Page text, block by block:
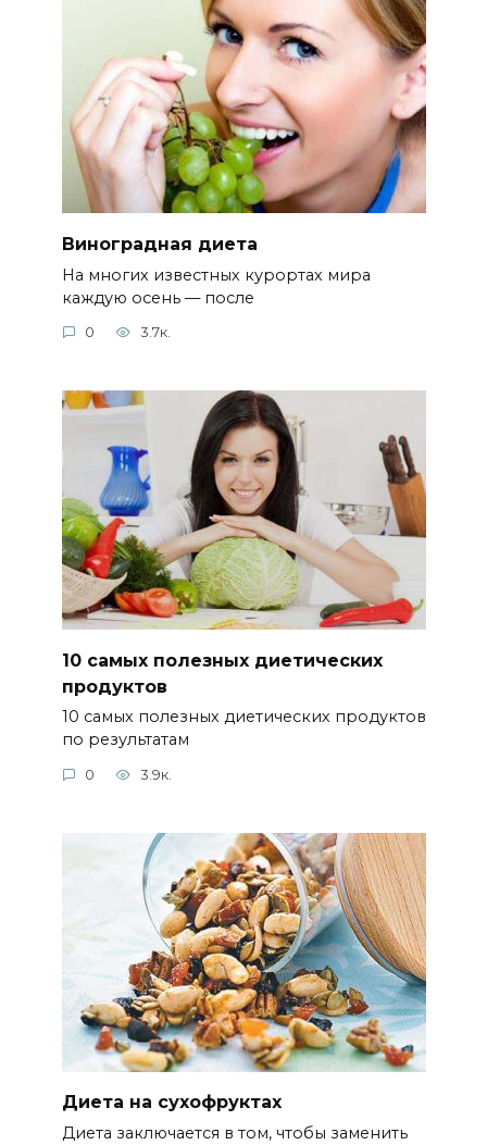
Виноградная диета
На многих известных курортах мира
каждую осень — после
0 3.7к.
10 самых полезных диетических
продуктов
10 самых полезных диетических продуктов
по результатам
0 3.9к.
Диета на сухофруктах
Диета заключается в том, чтобы заменить